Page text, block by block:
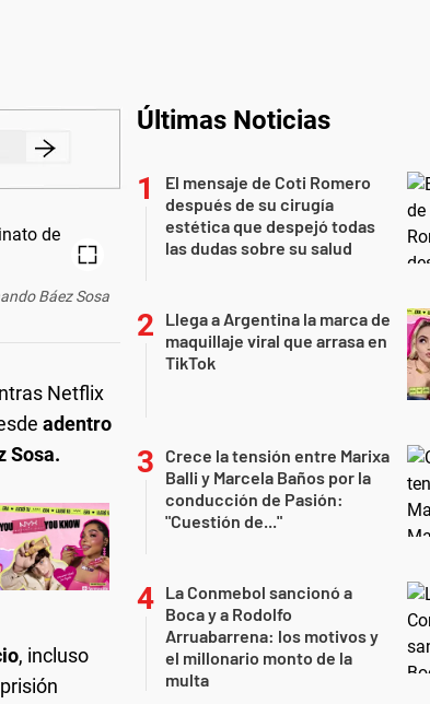
Báez Sosa
Netflix
adentro
Sosa.
, incluso
Últimas Noticias
El mensaje de Coti Romero
después de su cirugía
estética que despejó todas
las dudas sobre su salud
Llega a Argentina la marca de
maquillaje viral que arrasa en
TikTok
Crece la tensión entre Marixa
Balli y Marcela Baños por la
conducción de Pasión:
"Cuestión de..."
La Conmebol sancionó a
Boca y a Rodolfo
Arruabarrena: los motivos y
el millonario monto de la
multa